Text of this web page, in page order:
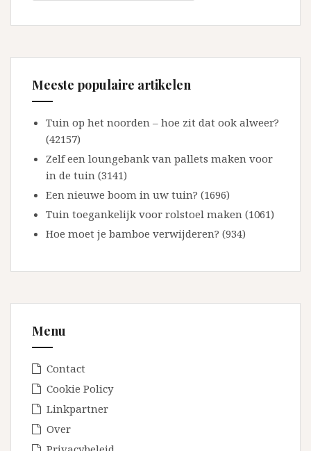
Meeste populaire artikelen
Tuin op het noorden – hoe zit dat ook alweer?
(42157)
Zelf een loungebank van pallets maken voor
in de tuin (3141)
Een nieuwe boom in uw tuin? (1696)
Tuin toegankelijk voor rolstoel maken (1061)
Hoe moet je bamboe verwijderen? (934)
Menu
Contact
Cookie Policy
Linkpartner
Over